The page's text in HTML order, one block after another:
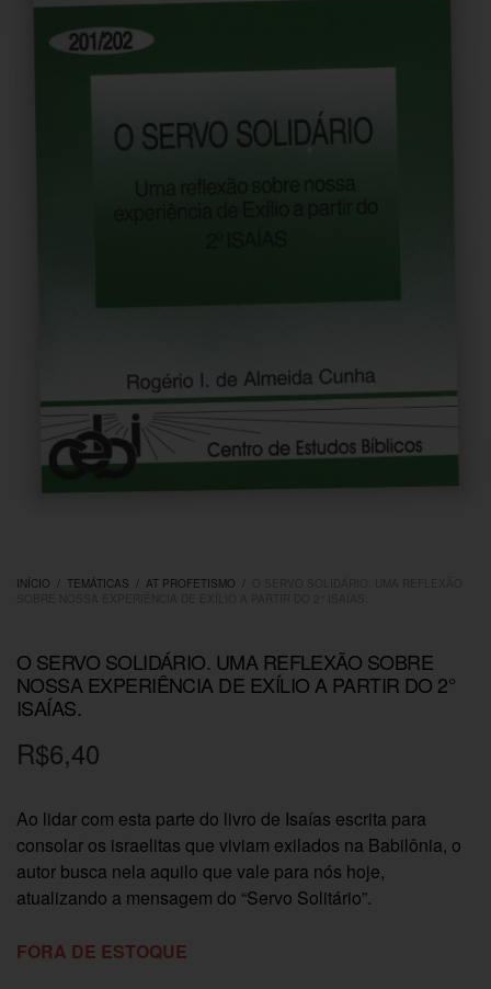
INÍCIO TEMÁTICAS AT PROFETISMO
O SERVO SOLIDÁRIO. UMA REFLEXÃO SOBRE
NOSSA EXPERIÊNCIA DE EXÍLIO A PARTIR DO 2°
ISAÍAS.
R$6,40
Ao lidar com esta parte do livro de Isaías escrita para
consolar os israelitas que viviam exilados na Babilônia, o
autor busca nela aquilo que vale para nós hoje,
atualizando a mensagem do “Servo Solitário”.
FORA DE ESTOQUE